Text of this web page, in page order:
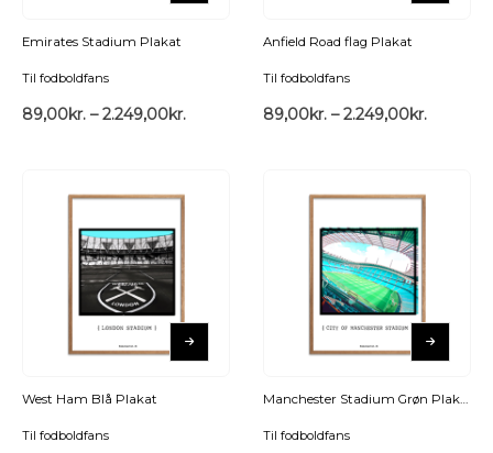
Emirates Stadium Plakat
Til fodboldfans
89,00kr. – 2.249,00kr.
Anfield Road flag Plakat
Til fodboldfans
89,00kr. – 2.249,00kr.
West Ham Blå Plakat
Til fodboldfans
Manchester Stadium Grøn Plakat
Til fodboldfans